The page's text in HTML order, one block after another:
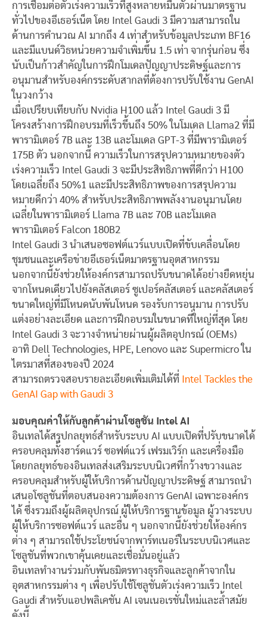
การเชื่อมต่อตัวเร่งความเร็วที่สูงหลายหมื่นตัวผ่านมาตรฐาน
ทั่วไปของอีเธอร์เน็ต โดย
Intel Gaudi 3 มีความสามารถใน
ด้านการคำนวณ AI มากถึง 4 เท่าสำหรับข้อมูลประเภท BF16
และมีแบนด์วิธหน่วยความจำเพิ่มขึ้น 1.5 เท่า จากรุ่นก่อน ซึ่ง
นับเป็นก้าวสำคัญในการฝึกโมเดลปัญญาประดิษฐ์และการ
อนุมานสำหรับองค์กรระดับสากลที่ต้องการปรับใช้งาน GenAI
ในวงกว้าง
เมื่อเปรียบเทียบกับ Nvidia H100 แล้ว Intel Gaudi 3 มี
โครงสร้างการฝึกอบรมที่เร็วขึ้นถึง 50% ในโมเดล Llama2 ที่มี
พารามิเตอร์ 7B และ 13B และโมเดล GPT-3 ที่มีพารามิเตอร์
175B ตัว นอกจากนี้ ความเร็วในการสรุปความหมายของตัว
เร่งความเร็ว Intel Gaudi 3 จะมีประสิทธิภาพที่ดีกว่า H100
โดยเฉลี่ยถึง 50%1 และมีประสิทธิภาพของการสรุปความ
หมายดีกว่า 40% สำหรับประสิทธิภาพพลังงานอนุมานโดย
เฉลี่ยในพารามิเตอร์ Llama 7B และ 70B และโมเดล
พารามิเตอร์ Falcon 180B2
Intel Gaudi 3 นำเสนอซอฟต์แวร์แบบเปิดที่ขับเคลื่อนโดย
ชุมชนและเครือข่ายอีเธอร์เน็ตมาตรฐานอุตสาหกรรม
นอกจากนี้ยังช่วยให้องค์กรสามารถปรับขนาดได้อย่างยืดหยุ่น
จากโหนดเดียวไปยังคลัสเตอร์ ซูเปอร์คลัสเตอร์ และคลัสเตอร์
ขนาดใหญ่ที่มีโหนดนับพันโหนด รองรับการอนุมาน การปรับ
แต่งอย่างละเอียด และการฝึกอบรมในขนาดที่ใหญ่ที่สุด โดย
Intel Gaudi 3 จะวางจำหน่ายผ่านผู้ผลิตอุปกรณ์ (OEMs)
อาทิ Dell Technologies, HPE, Lenovo และ Supermicro ใน
ไตรมาสที่สองของปี 2024
สามารถตรวจสอบรายละเอียดเพิ่มเติมได้ที่
Intel Tackles the
GenAI Gap with Gaudi 3
มอบคุณค่าให้กับลูกค้าผ่านโซลูชัน Intel AI
อินเทลได้สรุปกลยุทธ์สำหรับระบบ AI แบบเปิดที่ปรับขนาดได้
ครอบคลุมทั้งฮาร์ดแวร์ ซอฟต์แวร์ เฟรมเวิร์ก และเครื่องมือ
โดยกลยุทธ์ของอินเทลส่งเสริมระบบนิเวศที่กว้างขวางและ
ครอบคลุมสำหรับผู้ให้บริการด้านปัญญาประดิษฐ์ สามารถนำ
เสนอโซลูชันที่ตอบสนองความต้องการ GenAI เฉพาะองค์กร
ได้ ซึ่งรวมถึงผู้ผลิตอุปกรณ์ ผู้ให้บริการฐานข้อมูล ผู้วางระบบ
ผู้ให้บริการซอฟต์แวร์ และอื่น ๆ นอกจากนี้ยังช่วยให้องค์กร
ต่าง ๆ สามารถใช้ประโยชน์จากพาร์ทเนอร์ในระบบนิเวศและ
โซลูชันที่พวกเขาคุ้นเคยและเชื่อมั่นอยู่แล้ว
อินเทลทำงานร่วมกับพันธมิตรทางธุรกิจและลูกค้าจากใน
อุตสาหกรรมต่าง ๆ เพื่อปรับใช้โซลูชันตัวเร่งความเร็ว Intel
Gaudi สำหรับแอปพลิเคชัน AI เจนเนอเรชั่นใหม่และล้ำสมัย